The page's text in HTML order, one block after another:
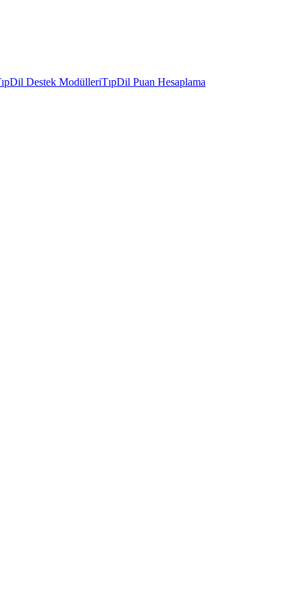
Destek ModülleriTıpDil Puan Hesaplama